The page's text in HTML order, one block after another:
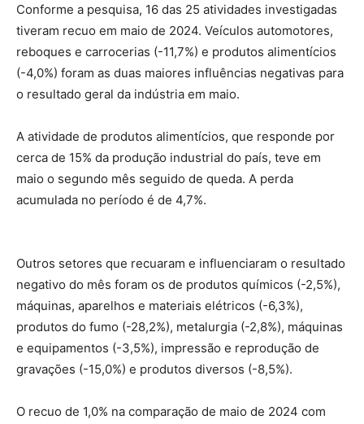
Conforme a pesquisa, 16 das 25 atividades investigadas
tiveram recuo em maio de 2024. Veículos automotores,
reboques e carrocerias (-11,7%) e produtos alimentícios
(-4,0%) foram as duas maiores influências negativas para
o resultado geral da indústria em maio.
A atividade de produtos alimentícios, que responde por
cerca de 15% da produção industrial do país, teve em
maio o segundo mês seguido de queda. A perda
acumulada no período é de 4,7%.
Outros setores que recuaram e influenciaram o resultado
negativo do mês foram os de produtos químicos (-2,5%),
máquinas, aparelhos e materiais elétricos (-6,3%),
produtos do fumo (-28,2%), metalurgia (-2,8%), máquinas
e equipamentos (-3,5%), impressão e reprodução de
gravações (-15,0%) e produtos diversos (-8,5%).
O recuo de 1,0% na comparação de maio de 2024 com